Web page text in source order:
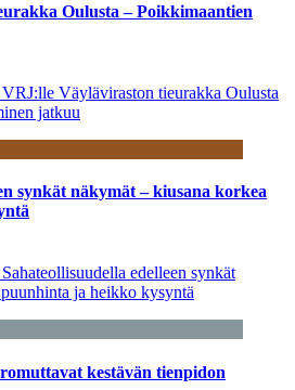
Oulusta – Poikkimaantien
Väyläviraston tieurakka Oulusta
jatkuu
synkät näkymät – kiusana korkea
edelleen synkät
ja heikko kysyntä
kestävän tienpidon